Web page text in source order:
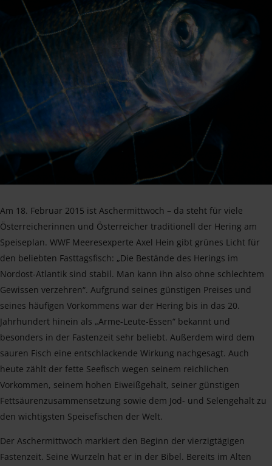
Am 18. Februar 2015 ist Aschermittwoch – da steht für viele
Österreicherinnen und Österreicher traditionell der Hering am
Speiseplan. WWF Meeresexperte Axel Hein gibt grünes Licht für
den beliebten Fasttagsfisch: „Die Bestände des Herings im
Nordost-Atlantik sind stabil. Man kann ihn also ohne schlechtem
Gewissen verzehren“. Aufgrund seines günstigen Preises und
seines häufigen Vorkommens war der Hering bis in das 20.
Jahrhundert hinein als „Arme-Leute-Essen“ bekannt und
besonders in der Fastenzeit sehr beliebt. Außerdem wird dem
sauren Fisch eine entschlackende Wirkung nachgesagt. Auch
heute zählt der fette Seefisch wegen seinem reichlichen
Vorkommen, seinem hohen Eiweißgehalt, seiner günstigen
Fettsäurenzusammensetzung sowie dem Jod- und Selengehalt zu
den wichtigsten Speisefischen der Welt.
Der Aschermittwoch markiert den Beginn der vierzigtägigen
Fastenzeit. Seine Wurzeln hat er in der Bibel. Bereits im Alten